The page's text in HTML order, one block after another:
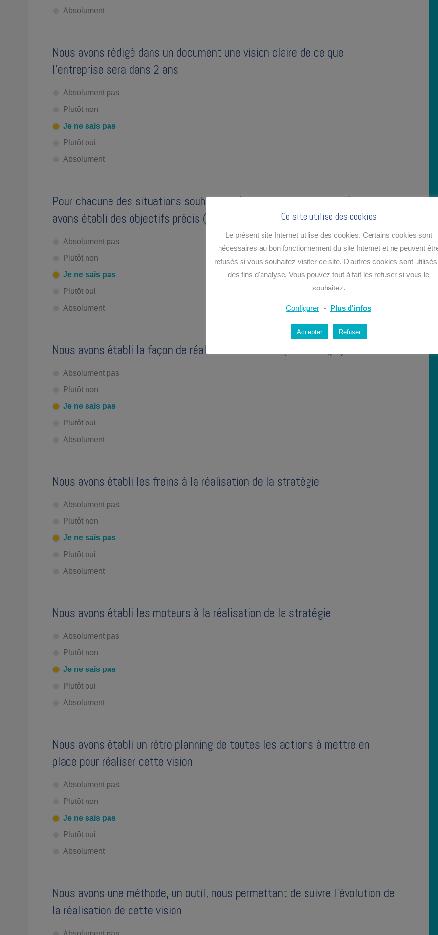
Absolument
Nous avons rédigé dans un document une vision claire de ce que
l'entreprise sera dans 2 ans
Absolument pas
Plutôt non
Je ne sais pas
Plutôt oui
Absolument
Pour chacune des situations souhaitées (là où nous voulons aller), nous
avons établi des objectifs précis (quoi, combien, quand,…)
Absolument pas
Plutôt non
Je ne sais pas
Plutôt oui
Absolument
Nous avons établi la façon de réaliser cette vision (= stratégie)
Absolument pas
Plutôt non
Je ne sais pas
Plutôt oui
Absolument
Nous avons établi les freins à la réalisation de la stratégie
Absolument pas
Plutôt non
Je ne sais pas
Plutôt oui
Absolument
Nous avons établi les moteurs à la réalisation de la stratégie
Absolument pas
Plutôt non
Je ne sais pas
Plutôt oui
Absolument
Nous avons établi un rétro planning de toutes les actions à mettre en
place pour réaliser cette vision
Absolument pas
Plutôt non
Je ne sais pas
Plutôt oui
Absolument
Nous avons une méthode, un outil, nous permettant de suivre l'évolution de
la réalisation de cette vision
Absolument pas
Ce site utilise des cookies
Le présent site Internet utilise des cookies. Certains cookies sont
nécessaires au bon fonctionnement du site Internet et ne peuvent
refusés si vous souhaitez visiter ce site. D'autres cookies sont
des fins d'analyse. Vous pouvez tout à fait les refuser si vous le
souhaitez.
Configurer - Plus d'infos
Accepter Refuser